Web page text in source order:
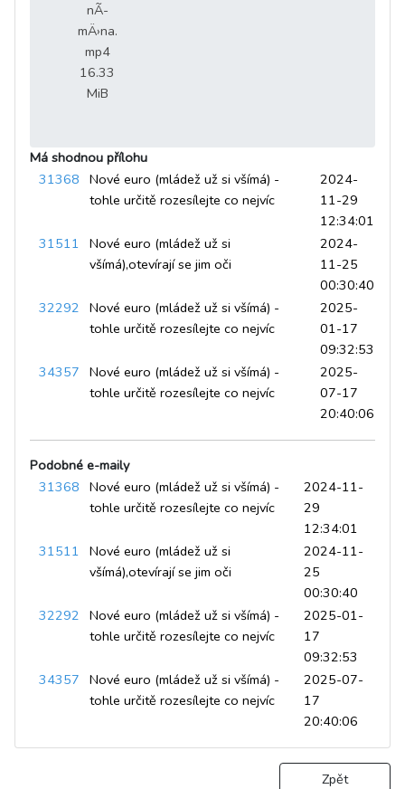
nÃ­
mÄ›na.
mp4
16.33
MiB
Má shodnou přílohu
31368 Nové euro (mládež už si všímá) -
tohle určitě rozesílejte co nejvíc
2024-
11-29
12:34:01
31511 Nové euro (mládež už si
všímá),otevírají se jim oči
2024-
11-25
00:30:40
32292 Nové euro (mládež už si všímá) -
tohle určitě rozesílejte co nejvíc
2025-
01-17
09:32:53
34357 Nové euro (mládež už si všímá) -
tohle určitě rozesílejte co nejvíc
2025-
07-17
20:40:06
Podobné e-maily
31368 Nové euro (mládež už si všímá) -
tohle určitě rozesílejte co nejvíc
2024-11-
29
12:34:01
31511 Nové euro (mládež už si
všímá),otevírají se jim oči
2024-11-
25
00:30:40
32292 Nové euro (mládež už si všímá) -
tohle určitě rozesílejte co nejvíc
2025-01-
17
09:32:53
34357 Nové euro (mládež už si všímá) -
tohle určitě rozesílejte co nejvíc
2025-07-
17
20:40:06
Zpět